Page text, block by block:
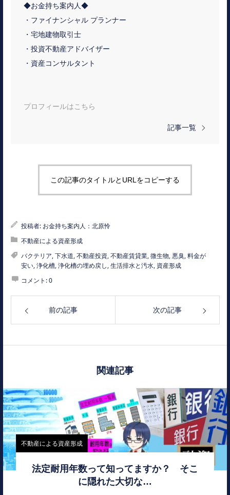
◆お金持ち案内人◆
・ファイナンシャル プランナー
・宅地建物取引士
・投資不動産アドバイザー
・資産コンサルタント
プロフィールはこちら
記事一覧
この記事のタイトルとURLをコピーする
投稿者: お金持ち案内人：北原怜
不動産による資産形成
バクテリア,下水道,不動産投資,不動産賃貸業,微生物,悪臭,料金が
安い,浄化槽,浄化槽の埋め戻し,生活排水と汚水, 資産形成
コメント:0
前の記事 次の記事
関連記事
不動産による資産形成
法定耐用年数って知ってますか？ そこ
に隠れた大切な…